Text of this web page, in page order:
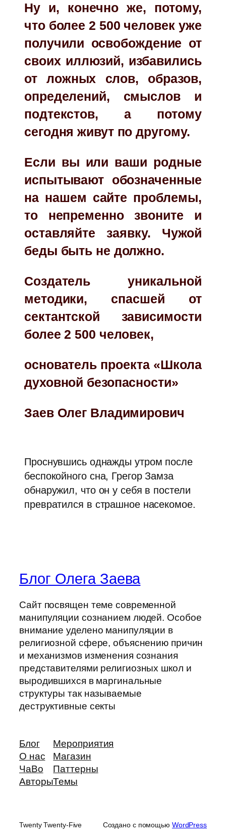
Ну и, конечно же, потому,
что более 2 500 человек уже
получили освобождение от
своих иллюзий, избавились
от ложных слов, образов,
определений, смыслов и
подтекстов, а потому
сегодня живут по другому.
Если вы или ваши родные
испытывают обозначенные
на нашем сайте проблемы,
то непременно звоните и
оставляйте заявку. Чужой
беды быть не должно.
Создатель уникальной
методики, спасшей от
сектантской зависимости
более 2 500 человек,
основатель проекта «Школа
духовной безопасности»
Заев Олег Владимирович
Проснувшись однажды утром после
беспокойного сна, Грегор Замза
обнаружил, что он у себя в постели
превратился в страшное насекомое.
Блог Олега Заева
Сайт посвящен теме современной
манипуляции сознанием людей. Особое
внимание уделено манипуляции в
религиозной сфере, объяснению причин
и механизмов изменения сознания
представителями религиозных школ и
выродившихся в маргинальные
структуры так называемые
деструктивные секты
Блог
О нас
ЧаВо
Авторы
Мероприятия
Магазин
Паттерны
Темы
Twenty Twenty-Five Создано с помощью WordPress